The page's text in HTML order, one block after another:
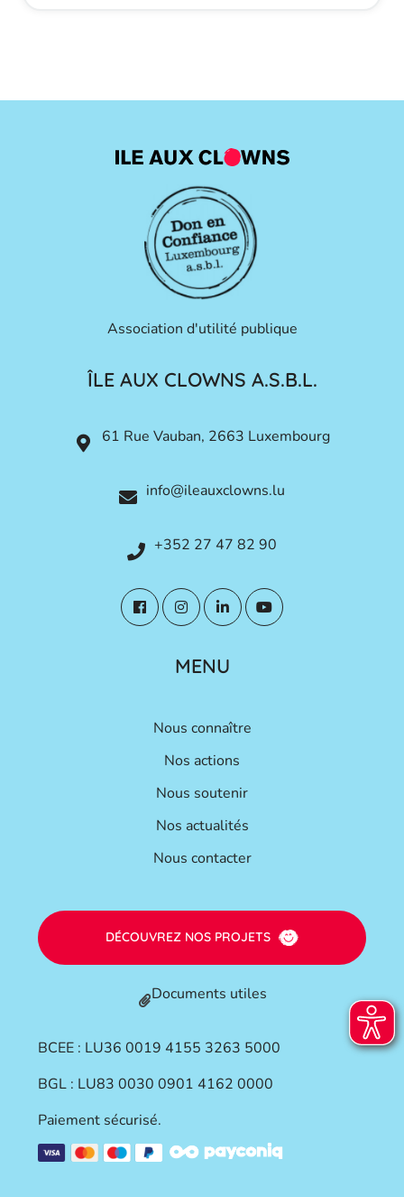
Association d'utilité publique
ÎLE AUX CLOWNS A.S.B.L.
61 Rue Vauban, 2663 Luxembourg
info@ileauxclowns.lu
+352 27 47 82 90
MENU
Nous connaître
Nos actions
Nous soutenir
Nos actualités
Nous contacter
DÉCOUVREZ NOS PROJETS
Documents utiles
BCEE : LU36 0019 4155 3263 5000
BGL : LU83 0030 0901 4162 0000
Paiement sécurisé.